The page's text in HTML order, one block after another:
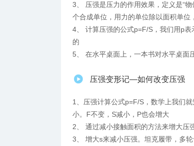
3、 压强是压力的作用效果，定义是“
个合成单位，用力的单位除以面积单
4、 计算压强的公式p=F/S，我们用p
的
5、 在水平桌面上，一本书对水平桌面
压强变形记—如何改变压强
1、压强计算公式p=F/S，数学上我们
小。F不变，S减小，P也会增大
2、 通过减小接触面积的方法来增大压
3、 增大s来减小压强。坦克履带，多